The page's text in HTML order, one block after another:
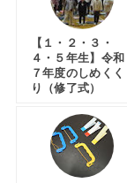
【１・２・３・
４・５年生】令和
７年度のしめくく
り（修了式）